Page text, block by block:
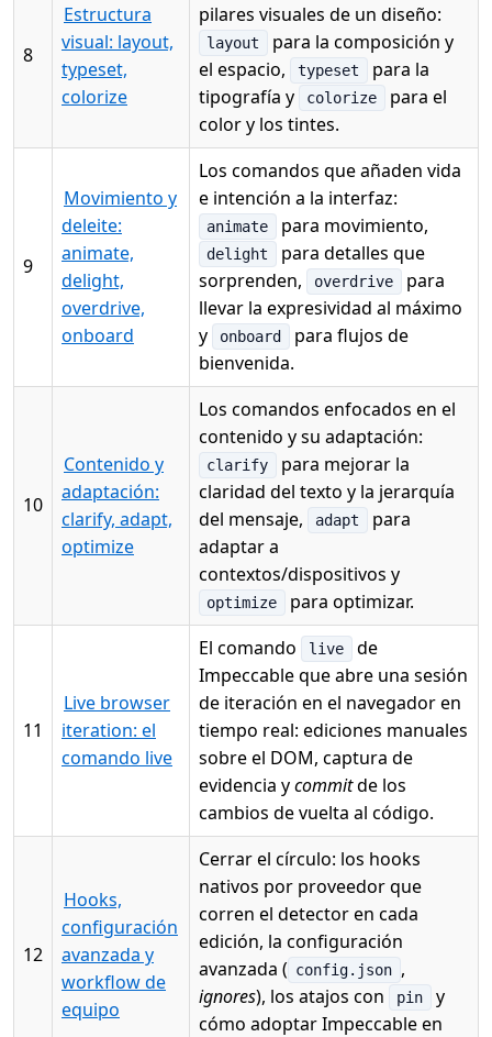
8
Estructura
visual: layout,
typeset,
colorize
pilares visuales de un diseño:
layout
para la composición y
el espacio,
typeset
para la
tipografía y
colorize
para el
color y los tintes.
9
Movimiento y
deleite:
animate,
delight,
overdrive,
onboard
Los comandos que añaden vida
e intención a la interfaz:
animate para movimiento,
delight
para detalles que
sorprenden,
overdrive
para
llevar la expresividad al máximo
y
onboard
para flujos de
bienvenida.
10
Contenido y
adaptación:
clarify, adapt,
optimize
Los comandos enfocados en el
contenido y su adaptación:
clarify
para mejorar la
claridad del texto y la jerarquía
del mensaje,
adapt
para
adaptar a
contextos/dispositivos y
optimize para optimizar.
11
Live browser
iteration: el
comando live
El comando live
de
Impeccable que abre una sesión
de iteración en el navegador en
tiempo real: ediciones manuales
sobre el DOM, captura de
evidencia ycommitde los
cambios de vuelta al código.
12
Hooks,
configuración
avanzada y
workflow de
equipo
Cerrar el círculo: los hooks
nativos por proveedor que
corren el detector en cada
edición, la configuración
avanzada ( config.json ,
ignores), los atajos con pin
y
cómo adoptar Impeccable en